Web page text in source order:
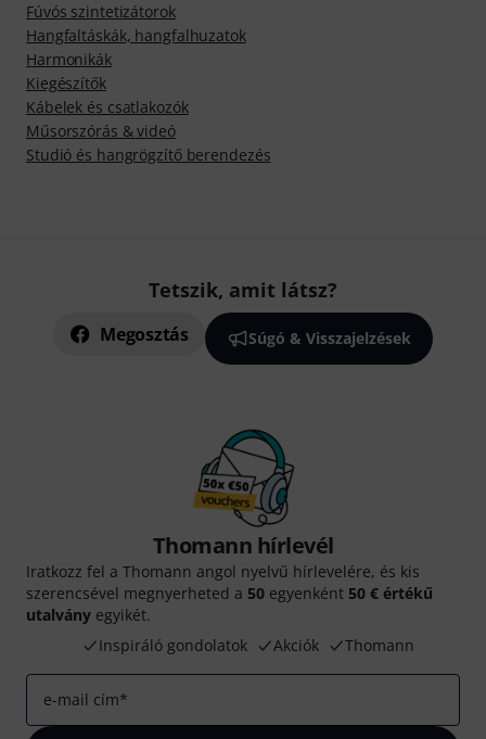
Fúvós szintetizátorok
Hangfaltáskák, hangfalhuzatok
Harmonikák
Kiegészítők
Kábelek és csatlakozók
Műsorszórás & videó
Studió és hangrögzítő berendezés
Tetszik, amit látsz?
Megosztás Súgó & Visszajelzések
Thomann hírlevél
Iratkozz fel a Thomann angol nyelvű hírlevelére, és kis
szerencsével megnyerheted a 50 egyenként 50 € értékű
utalvány egyikét.
Inspiráló gondolatok
Akciók Thomann
e-mail cím*